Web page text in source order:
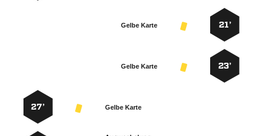
21’
Gelbe Karte
23’
Gelbe Karte
Gelbe Karte
27’